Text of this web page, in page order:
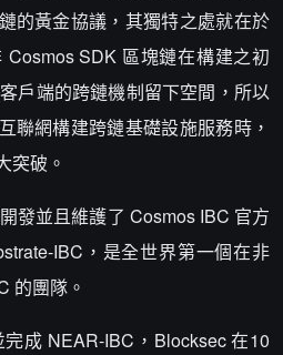
的黃金協議，其獨特之處就在於
SDK 區塊鏈在構建之初
戶端的跨鏈機制留下空間，所以
聯網構建跨鏈基礎設施服務時，
突破。
發並且維護了 Cosmos IBC 官方
IBC，是全世界第一個在非
的團隊。
成 NEAR-IBC，Blocksec 在10